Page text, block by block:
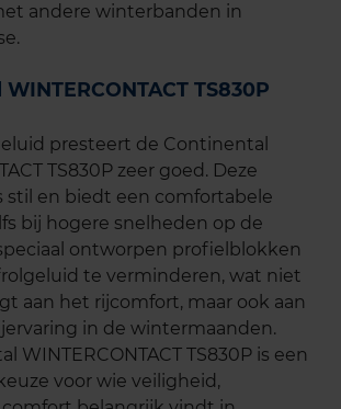
andere winterbanden in
TS830P
presteert de Continental
TS830P zeer goed. Deze
stil en biedt een comfortabele
bij hogere snelheden op de
ontworpen profielblokken
te verminderen, wat niet
aan het rijcomfort, maar ook aan
in de wintermaanden.
WINTERCONTACT TS830P is een
voor wie veiligheid,